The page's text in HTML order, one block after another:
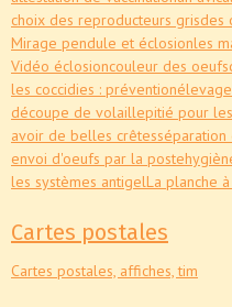
choix des reproducteurs grisdes
Mirage pendule et éclosionles
Vidéo éclosioncouleur des oeufs
les coccidies : prévention
découpe de volaillepitié pour
avoir de belles crêtesséparation
envoi d'oeufs par la poste
les systèmes antigelLa planche
Cartes postales
Cartes postales, affiches, tim